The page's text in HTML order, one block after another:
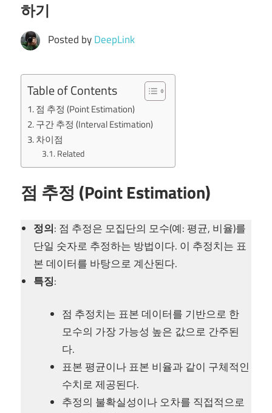
하기
Posted byDeepLink
Table of Contents
점 추정 (Point Estimation)
구간 추정 (Interval Estimation)
차이점
Related
점 추정 (Point Estimation)
정의: 점 추정은 모집단의 모수(예: 평균, 비율)를
단일 숫자로 추정하는 방법이다. 이 추정치는 표
본 데이터를 바탕으로 계산된다.
특징:
점 추정치는 표본 데이터를 기반으로 한
모수의 가장 가능성 높은 값으로 간주된
다.
표본 평균이나 표본 비율과 같이 구체적인
수치로 제공된다.
추정의 불확실성이나 오차를 직접적으로